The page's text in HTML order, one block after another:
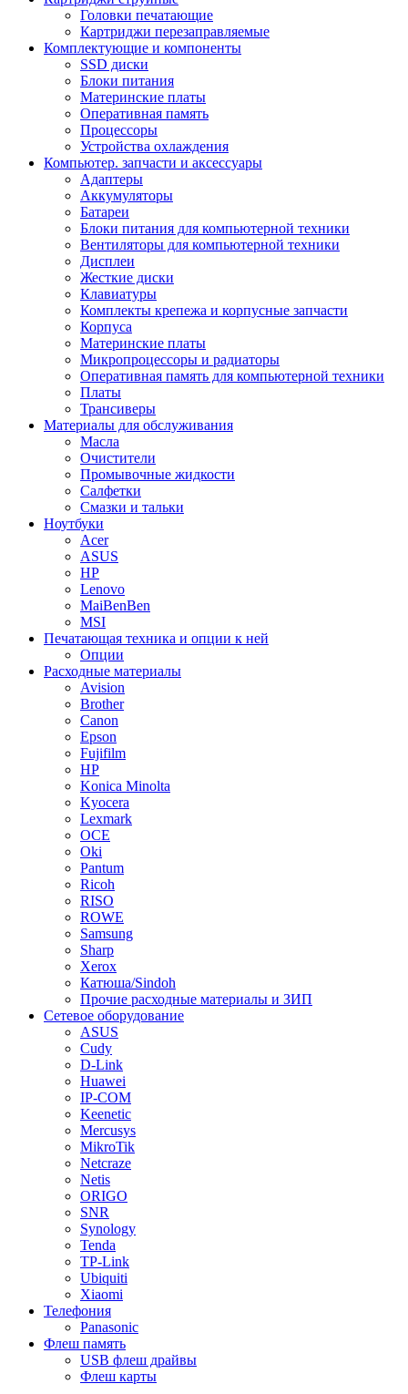
Головки печатающие
Картриджи перезаправляемые
Комплектующие и компоненты
SSD диски
Блоки питания
Материнские платы
Оперативная память
Процессоры
Устройства охлаждения
Компьютер. запчасти и аксессуары
Адаптеры
Аккумуляторы
Батареи
Блоки питания для компьютерной техники
Вентиляторы для компьютерной техники
Дисплеи
Жесткие диски
Клавиатуры
Комплекты крепежа и корпусные запчасти
Корпуса
Материнские платы
Микропроцессоры и радиаторы
Оперативная память для компьютерной техники
Платы
Трансиверы
Материалы для обслуживания
Масла
Очистители
Промывочные жидкости
Салфетки
Смазки и тальки
Ноутбуки
Acer
ASUS
HP
Lenovo
MaiBenBen
MSI
Печатающая техника и опции к ней
Опции
Расходные материалы
Avision
Brother
Canon
Epson
Fujifilm
HP
Konica Minolta
Kyocera
Lexmark
OCE
Oki
Pantum
Ricoh
RISO
ROWE
Samsung
Sharp
Xerox
Катюша/Sindoh
Прочие расходные материалы и ЗИП
Сетевое оборудование
ASUS
Cudy
D-Link
Huawei
IP-COM
Keenetic
Mercusys
MikroTik
Netcraze
Netis
ORIGO
SNR
Synology
Tenda
TP-Link
Ubiquiti
Xiaomi
Телефония
Panasonic
Флеш память
USB флеш драйвы
Флеш карты